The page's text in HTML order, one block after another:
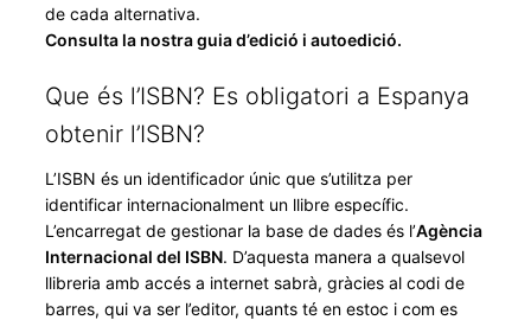
de cada alternativa.
Consulta la nostra guia d’edició i autoedició.
Que és l’ISBN? Es obligatori a Espanya
obtenir l’ISBN?
L’ISBN és un identificador únic que s’utilitza per
identificar internacionalment un llibre específic.
L’encarregat de gestionar la base de dades és l’Agència
Internacional del ISBN. D’aquesta manera a qualsevol
llibreria amb accés a internet sabrà, gràcies al codi de
barres, qui va ser l’editor, quants té en estoc i com es